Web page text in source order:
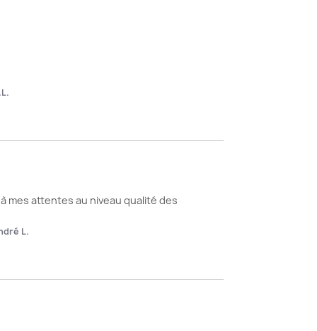
mes attentes au niveau qualité des
L.